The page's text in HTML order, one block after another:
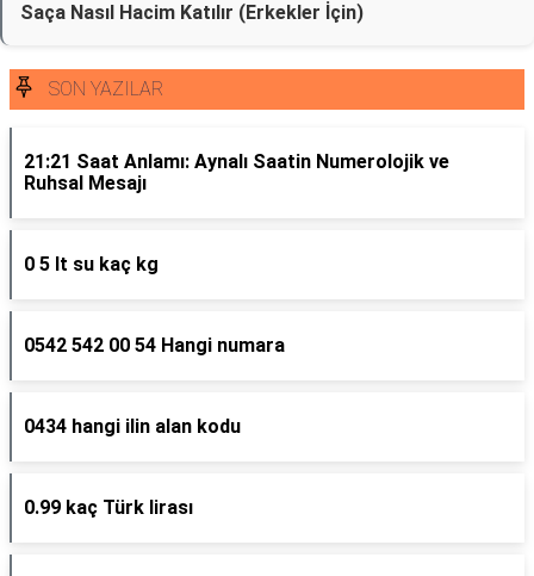
Saça Nasıl Hacim Katılır (Erkekler İçin)
SON YAZILAR
21:21 Saat Anlamı: Aynalı Saatin Numerolojik ve
Ruhsal Mesajı
0 5 lt su kaç kg
0542 542 00 54 Hangi numara
0434 hangi ilin alan kodu
0.99 kaç Türk lirası